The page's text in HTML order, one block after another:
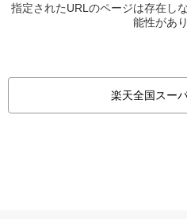
指定されたURLのページは存在し
能性があ
楽天全国スー